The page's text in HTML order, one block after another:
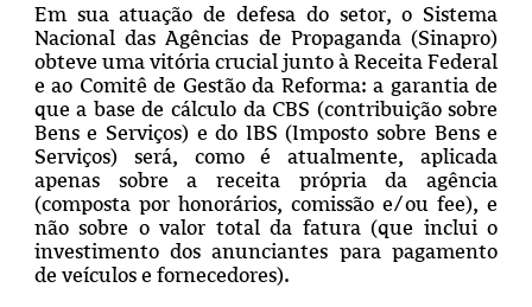
Em sua atuação de defesa do setor, o Sistema
Nacional das Agências de Propaganda (Sinapro)
obteve uma vitória crucial junto à Receita Federal
e ao Comitê de Gestão da Reforma: a garantia de
que a base de cálculo da CBS (contribuição sobre
Bens e Serviços) e do IBS (Imposto sobre Bens e
Serviços) será, como é atualmente, aplicada
apenas sobre a receita própria da agência
(composta por honorários, comissão e/ou fee), e
não sobre o valor total da fatura (que inclui o
investimento dos anunciantes para pagamento
de veículos e fornecedores).